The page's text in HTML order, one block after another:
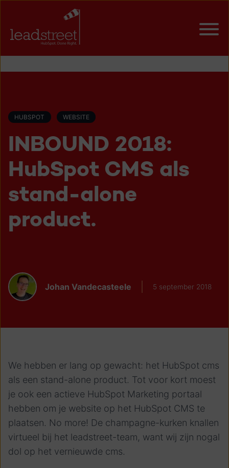
HUBSPOT WEBSITE
INBOUND 2018:
HubSpot CMS als
stand-alone
product.
Johan Vandecasteele 5 september 2018
We hebben er lang op gewacht: het HubSpot cms
als een stand-alone product. Tot voor kort moest
je ook een actieve HubSpot Marketing portaal
hebben om je website op het HubSpot CMS te
plaatsen. No more! De champagne-kurken knallen
virtueel bij het leadstreet-team, want wij zijn nogal
dol op het vernieuwde cms.